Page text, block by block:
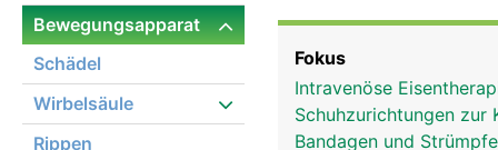
Bewegungsapparat
Schädel
Wirbelsäule
Rippen
Oberschenkel und
dem Oberschenkel.
Bewegung eher eine
Fokus
Intravenöse
Schuhzurichtungen zur
Bandagen und Strümpfe